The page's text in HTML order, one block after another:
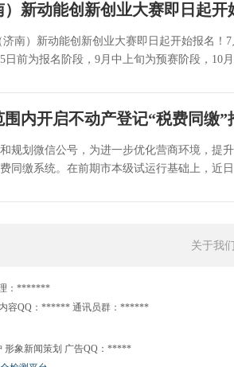
新动能创新创业大赛即日起开
南）新动能创新创业大赛即日起开始报名
日前为报名阶段，9月中上旬为预赛阶段，10
内开启不动产登记“税费同缴”
规划微信公号，为进一步优化营商环境，提
同缴系统。在前期市本级试运行基础上，近
关于我
：*******
容QQ：****** 通讯员群：******
形象新闻策划 广告QQ：*****